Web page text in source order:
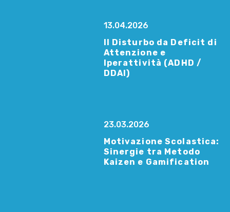
13.04.2026
Il Disturbo da Deficit di
Attenzione e
Iperattività (ADHD /
DDAI)
23.03.2026
Motivazione Scolastica:
Sinergie tra Metodo
Kaizen e Gamification